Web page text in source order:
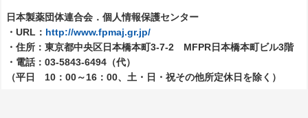
日本製薬団体連合会．個人情報保護センター
・URL： http://www.fpmaj.gr.jp/
・住所：東京都中央区日本橋本町3-7-2 MFPR日本橋本町ビル3階
・電話：03-5843-6494（代）
（平日 10：00～16：00、土・日・祝その他所定休日を除く）